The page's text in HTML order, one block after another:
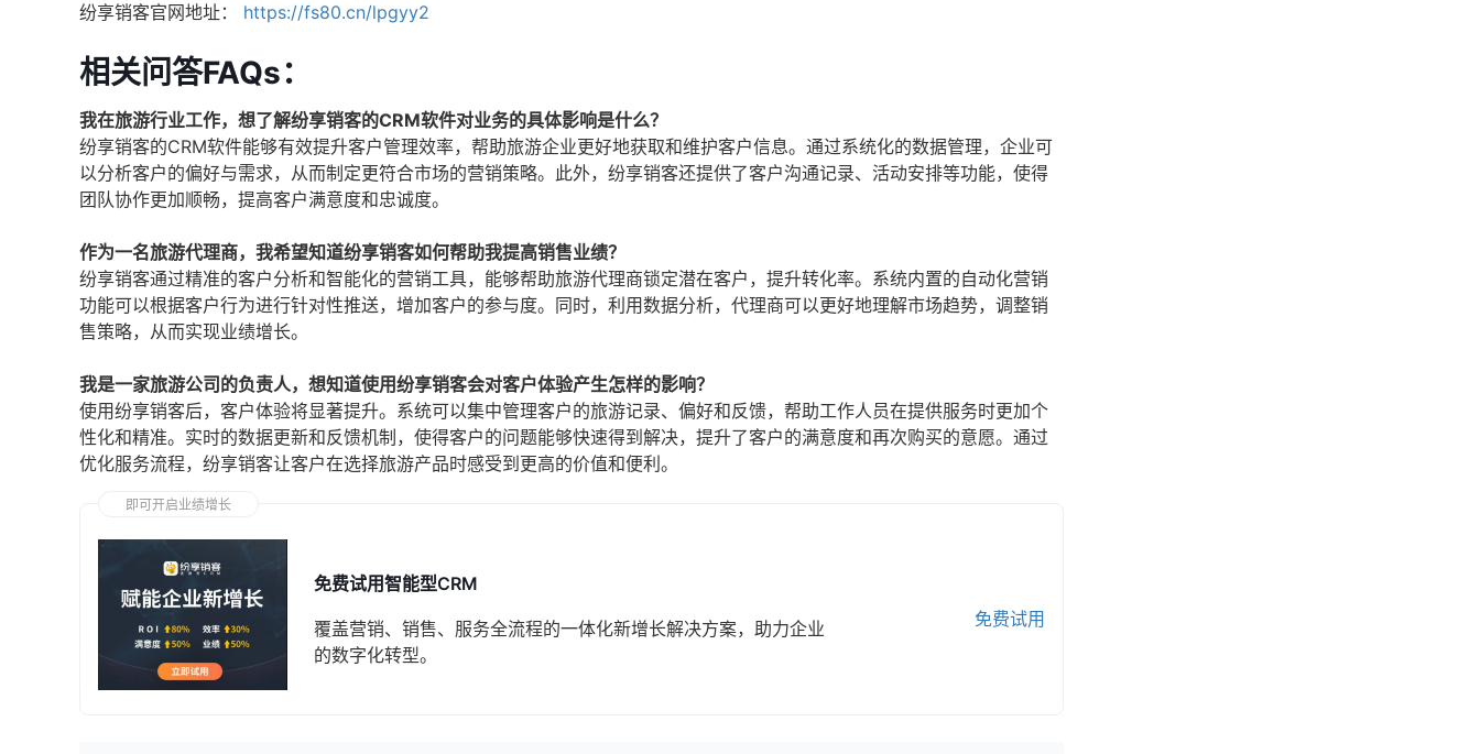
纷享销客官网地址： https://fs80.cn/lpgyy2
相关问答FAQs：
我在旅游行业工作，想了解纷享销客的CRM软件对业务的具体影响是什么？
纷享销客的CRM软件能够有效提升客户管理效率，帮助旅游企业更好地获取和维护客户信息。通过系统化的数据管理，企业可
以分析客户的偏好与需求，从而制定更符合市场的营销策略。此外，纷享销客还提供了客户沟通记录、活动安排等功能，使得
团队协作更加顺畅，提高客户满意度和忠诚度。
作为一名旅游代理商，我希望知道纷享销客如何帮助我提高销售业绩？
纷享销客通过精准的客户分析和智能化的营销工具，能够帮助旅游代理商锁定潜在客户，提升转化率。系统内置的自动化营销
功能可以根据客户行为进行针对性推送，增加客户的参与度。同时，利用数据分析，代理商可以更好地理解市场趋势，调整销
售策略，从而实现业绩增长。
我是一家旅游公司的负责人，想知道使用纷享销客会对客户体验产生怎样的影响？
使用纷享销客后，客户体验将显著提升。系统可以集中管理客户的旅游记录、偏好和反馈，帮助工作人员在提供服务时更加个
性化和精准。实时的数据更新和反馈机制，使得客户的问题能够快速得到解决，提升了客户的满意度和再次购买的意愿。通过
优化服务流程，纷享销客让客户在选择旅游产品时感受到更高的价值和便利。
即可开启业绩增长
免费试用智能型CRM
覆盖营销、销售、服务全流程的一体化新增长解决方案，助力企业
的数字化转型。
免费试用